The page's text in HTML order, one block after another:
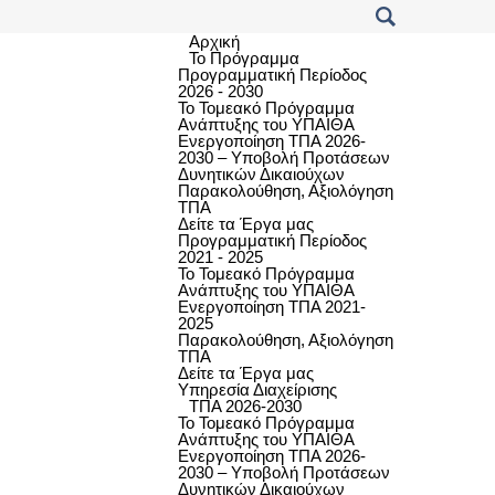
Αρχική
Το Πρόγραμμα
Προγραμματική Περίοδος
2026 - 2030
Το Τομεακό Πρόγραμμα
Ανάπτυξης του ΥΠΑΙΘΑ
Ενεργοποίηση ΤΠΑ 2026-
2030 – Υποβολή Προτάσεων
Δυνητικών Δικαιούχων
Παρακολούθηση, Αξιολόγηση
ΤΠΑ
Δείτε τα Έργα μας
Προγραμματική Περίοδος
2021 - 2025
Το Τομεακό Πρόγραμμα
Ανάπτυξης του ΥΠΑΙΘΑ
Ενεργοποίηση ΤΠΑ 2021-
2025
Παρακολούθηση, Αξιολόγηση
ΤΠΑ
Δείτε τα Έργα μας
Υπηρεσία Διαχείρισης
ΤΠΑ 2026-2030
Το Τομεακό Πρόγραμμα
Ανάπτυξης του ΥΠΑΙΘΑ
Ενεργοποίηση ΤΠΑ 2026-
2030 – Υποβολή Προτάσεων
Δυνητικών Δικαιούχων